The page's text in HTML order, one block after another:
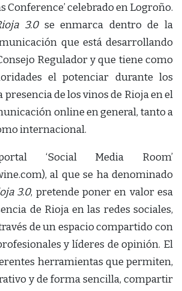
celebrado en Logroño.
3.0se enmarca dentro de la
que está desarrollando
Regulador y que tiene como
el potenciar durante los
de los vinos de Rioja en el
online en general, tanto a
internacional.
‘Social Media Room’
al que se ha denominado
3.0, pretende poner en valor esa
de Rioja en las redes sociales,
de un espacio compartido con
y líderes de opinión. El
herramientas que permiten,
y de forma sencilla, compartir